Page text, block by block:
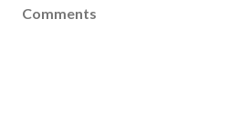
Comments